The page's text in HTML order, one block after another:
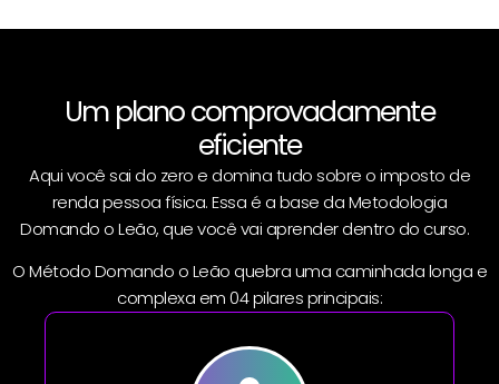
Um plano comprovadamente
eficiente
Aqui você sai do zero e domina tudo sobre o imposto de
renda pessoa física. Essa é a base da Metodologia
Domando o Leão, que você vai aprender dentro do curso.
O Método Domando o Leão quebra uma caminhada longa e
complexa em 04 pilares principais: